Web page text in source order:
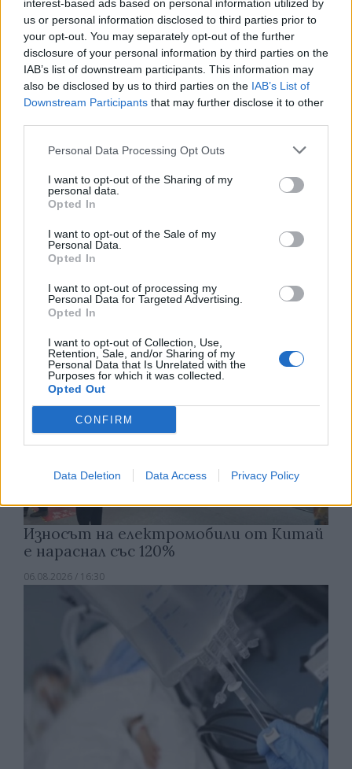
interest-based ads based on personal information utilized by
us or personal information disclosed to third parties prior to
your opt-out. You may separately opt-out of the further
disclosure of your personal information by third parties on the
IAB’s list of downstream participants. This information may
also be disclosed by us to third parties on the IAB’s List of
Downstream Participants that may further disclose it to other
Personal Data Processing Opt Outs
I want to opt-out of the Sharing of my
personal data.
Opted In
I want to opt-out of the Sale of my
Personal Data.
Opted In
I want to opt-out of processing my
Personal Data for Targeted Advertising.
Opted In
I want to opt-out of Collection, Use,
Retention, Sale, and/or Sharing of my
Personal Data that Is Unrelated with the
Purposes for which it was collected.
Opted Out
CONFIRM
Data Deletion Data Access Privacy Policy
Френска инвестиция активира
изграждането на интерконектора
между Гърция и Кипър
06.08.2026 / 17:06
Износът на електромобили от Китай
е нараснал със 120%
06.08.2026 / 16:30